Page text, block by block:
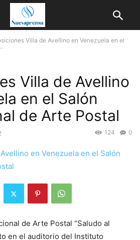
Villa de Avellino en Venezuela en el
Villa de Avellino
en el Salón
de Arte Postal
0
124
de Arte Postal “Saludo al
en el auditorio del Instituto